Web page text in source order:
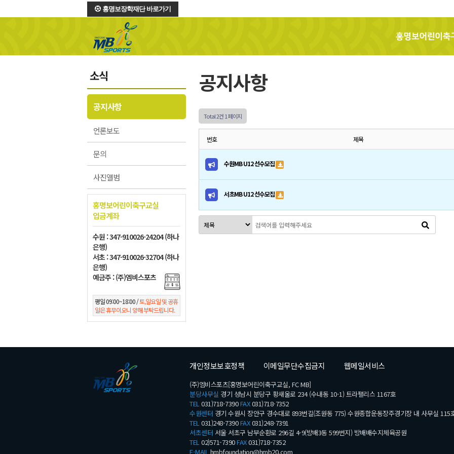
홍명보장학재단 바로가기
홍명보어린이축구교실
소식
공지사항
언론보도
문의
사진앨범
홍명보어린이축구교실
입금계좌
수원 : 347-910026-24204 (하나
은행)
서초 : 347-910026-32704 (하나
은행)
예금주 : (주)엠비스포츠
평일 09:00~18:00 /토,일요일 및 공휴
일은 휴무이오니 양해 부탁드립니다.
공지사항
Total 2건1 페이지
번호 제목
수원MB U12 선수모집
서초MB U12 선수모집
개인정보보호정책 이메일무단수집금지 웹메일서비스
(주)엠비스포츠[홍명보어린이축구교실, FC MB]
분당사무실 경기 성남시 분당구 황새울로 234 (수내동 10-1) 트라팰리스 1167호
TEL031)718-7390FAX031)718-7352
수원센터 경기 수원시 장안구 경수대로 893번길(조원동 775) 수원종합운동장주경기장 내 사무실 115
TEL031)248-7390FAX031)248-7391
서초센터 서울 서초구 남부순환로 296길 4-9(방배3동 599번지) 방배배수지체육공원
TEL02)571-7390FAX031)718-7352
E-MAIL hmbfoundation@hmb20.com